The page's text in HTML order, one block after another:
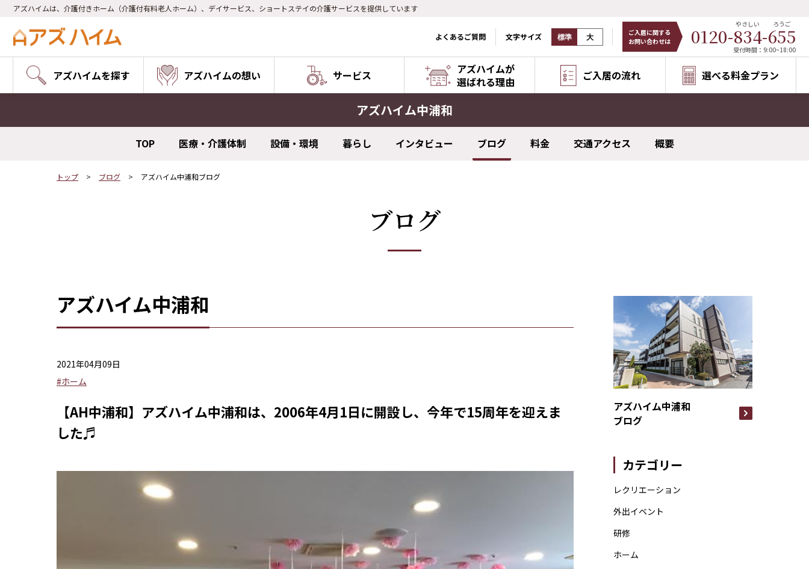
アズハイムは、介護付きホーム（介護付有料老人ホーム）、デイサービス、ショートステイの介護サービスを提供しています
よくあるご質問 文字サイズ 標準 大
ご入居に関する
お問い合わせは
0120-834
やさしい
-655
ろうご
受付時間：9:00~18:00
アズハイムを探す アズハイムの想い サービス
アズハイムが
選ばれる理由
ご入居の流れ 選べる料金プラン
アズハイム中浦和
TOP 医療・介護体制 設備・環境 暮らし インタビュー ブログ 料金 交通アクセス 概要
トップ ブログ アズハイム中浦和ブログ
ブログ
アズハイム中浦和
2021年04月09日
#ホーム
【AH中浦和】アズハイム中浦和は、2006年4月1日に開設し、今年で15周年を迎えま
した♬
アズハイム中浦和
ブログ
カテゴリー
レクリエーション
外出イベント
研修
ホーム